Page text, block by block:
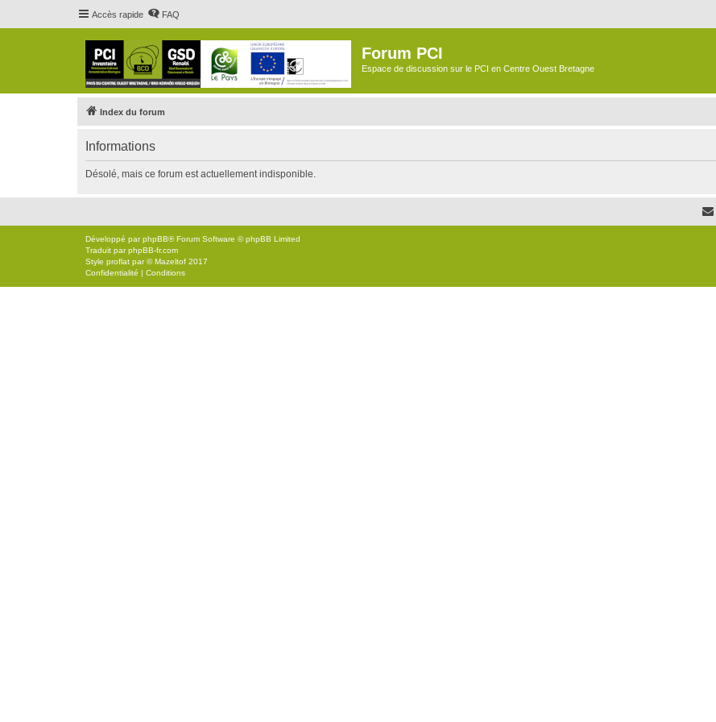
Accès rapide FAQ
Forum PCI
Espace de discussion sur le PCI en Centre Ouest Bretagne
Index du forum
Informations
Désolé, mais ce forum est actuellement indisponible.
Développé parphpBB® Forum Software © phpBB Limited
Traduit parphpBB-fr.com
Style proflat par ©Mazeltof 2017
Confidentialité | Conditions